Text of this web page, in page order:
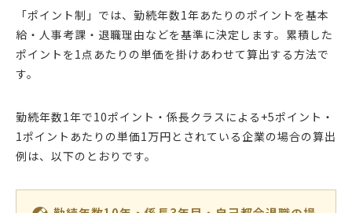
「ポイント制」では、勤続年数1年あたりのポイントを基本
給・人事考課・退職理由などを基準に決定します。累積した
ポイントを1点あたりの単価を掛けあわせて算出する方法で
す。
勤続年数1年で10ポイント・係長クラスによる+5ポイント・
1ポイントあたりの単価1万円とされている企業の場合の算出
例は、以下のとおりです。